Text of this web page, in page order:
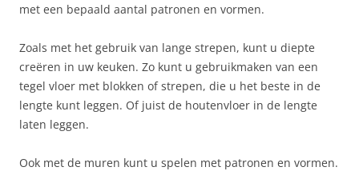
met een bepaald aantal patronen en vormen.
Zoals met het gebruik van lange strepen, kunt u diepte
creëren in uw keuken. Zo kunt u gebruikmaken van een
tegel vloer met blokken of strepen, die u het beste in de
lengte kunt leggen. Of juist de houtenvloer in de lengte
laten leggen.
Ook met de muren kunt u spelen met patronen en vormen.